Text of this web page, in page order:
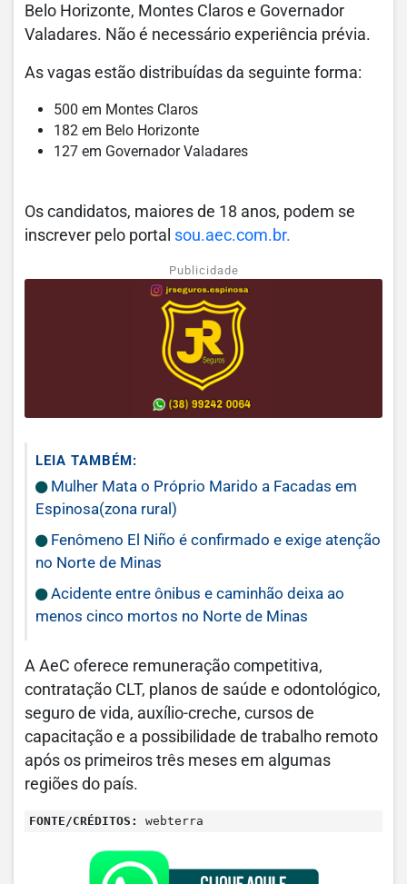
Belo Horizonte, Montes Claros e Governador
Valadares. Não é necessário experiência prévia.
As vagas estão distribuídas da seguinte forma:
500 em Montes Claros
182 em Belo Horizonte
127 em Governador Valadares
Os candidatos, maiores de 18 anos, podem se
inscrever pelo portal sou.aec.com.br.
Publicidade
LEIA TAMBÉM:
Mulher Mata o Próprio Marido a Facadas em
Espinosa(zona rural)
Fenômeno El Niño é confirmado e exige atenção
no Norte de Minas
Acidente entre ônibus e caminhão deixa ao
menos cinco mortos no Norte de Minas
A AeC oferece remuneração competitiva,
contratação CLT, planos de saúde e odontológico,
seguro de vida, auxílio-creche, cursos de
capacitação e a possibilidade de trabalho remoto
após os primeiros três meses em algumas
regiões do país.
FONTE/CRÉDITOS: webterra